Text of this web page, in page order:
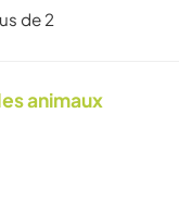
de 2
animaux